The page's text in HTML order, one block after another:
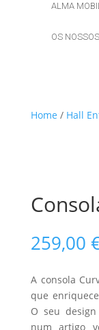
ALMA
OS
Home / Hall
259,00
A consola
que
O seu
num artigo